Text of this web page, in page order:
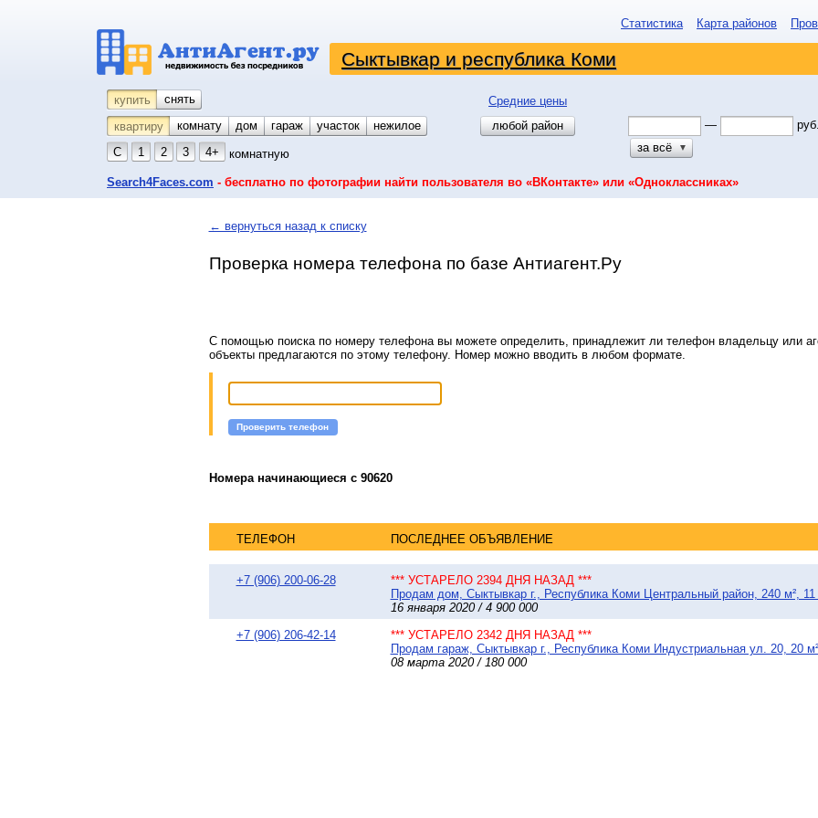
Статистика Карта районов
Сыктывкар и республика Коми
купить снять
Средние цены
квартиру
комнату койко-место
дом гараж участок
нежилое
С
1 2 3 4+ комнатную
любой район —
руб.
за всё
▼
Search4Faces.com - бесплатно по фотографии найти пользователя во «ВКонтакте» или «Одноклассниках»
← вернуться назад к списку
Проверка номера телефона по базе Антиагент.Ру
С помощью поиска по номеру телефона вы можете определить, принадлежит ли телефон владельцу или
объекты предлагаются по этому телефону. Номер можно вводить в любом формате.
Проверить телефон
Номера начинающиеся с 90620
ТЕЛЕФОН ПОСЛЕДНЕЕ ОБЪЯВЛЕНИЕ
+7 (906) 200-06-28
*** УСТАРЕЛО 2394 ДНЯ НАЗАД ***
Продам дом, Сыктывкар г., Республика Коми Центральный район, 240 м², 11
16 января 2020 / 4 900 000
+7 (906) 206-42-14
*** УСТАРЕЛО 2342 ДНЯ НАЗАД ***
Продам гараж, Сыктывкар г., Республика Коми Индустриальная ул. 20, 20 м²
08 марта 2020 / 180 000